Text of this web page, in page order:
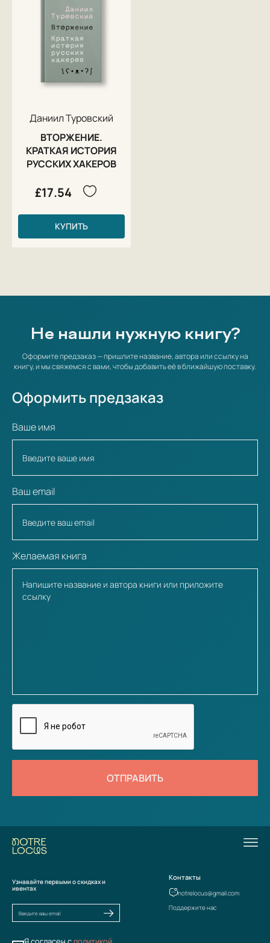
Даниил Туровский
ВТОРЖЕНИЕ.
КРАТКАЯ ИСТОРИЯ
РУССКИХ ХАКЕРОВ
£17.54
КУПИТЬ
Не нашли нужную книгу?
Оформите предзаказ — пришлите название, автора или ссылку на
книгу, и мы свяжемся с вами, чтобы добавить её в ближайшую поставку.
Оформить предзаказ
Ваше имя
Ваш email
Желаемая книга
ОТПРАВИТЬ
Узнавайте первыми о скидках и
ивентах
Контакты
notrelocus@gmail.com
Поддержите нас